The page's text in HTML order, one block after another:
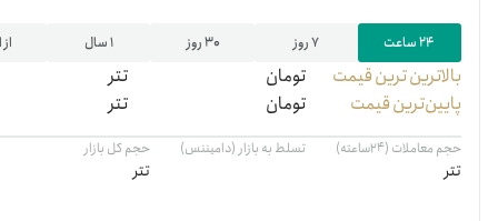
سرمایه‌گذاری آسان ۲۴ ساعت ۷ روز ۳۰ روز ۱ سال
بالاترین ‌ترین قیمت تومان
تتر
پایین‌ترین قیمت
تومان تتر
حجم معاملات (۲۴ساعته)
تتر
تسلط به بازار (دامیننس) حجم کل بازار
تتر